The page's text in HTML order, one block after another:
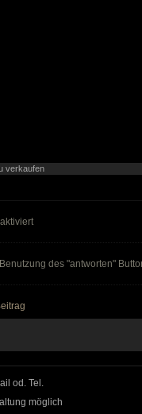
verkaufen
des "antworten"
od. Tel.
möglich